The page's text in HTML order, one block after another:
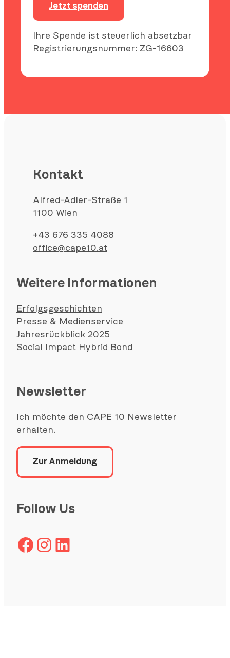
Jetzt spenden
Ihre Spende ist steuerlich absetzbar
Registrierungsnummer: ZG-16603
Kontakt
Alfred-Adler-Straße 1
1100 Wien
+43 676 335 4088
office@cape10.at
Weitere Informationen
Erfolgsgeschichten
Presse & Medienservice
Jahresrückblick 2025
Social Impact Hybrid Bond
Newsletter
Ich möchte den CAPE 10 Newsletter
erhalten.
Zur Anmeldung
Follow Us
Facebook Instagram LinkedIn